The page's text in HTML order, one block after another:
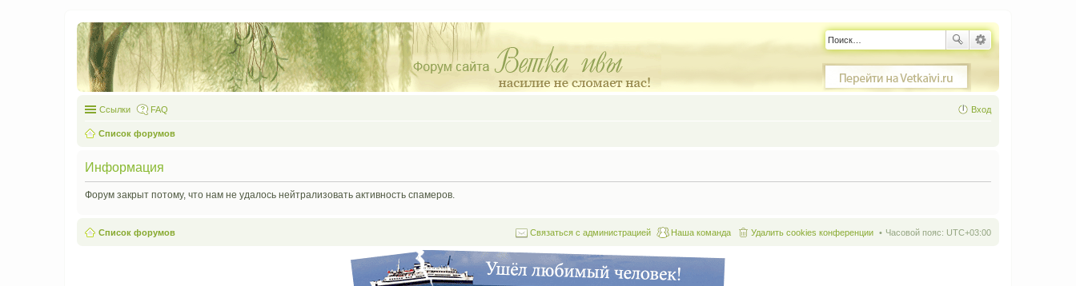
Ссылки FAQ Вход
Список форумов
Информация
Форум закрыт потому, что нам не удалось нейтрализовать активность спамеров.
Список форумов Часовой пояс: UTC+03:00
Удалить cookies конференции
Наша команда
Связаться с администрацией